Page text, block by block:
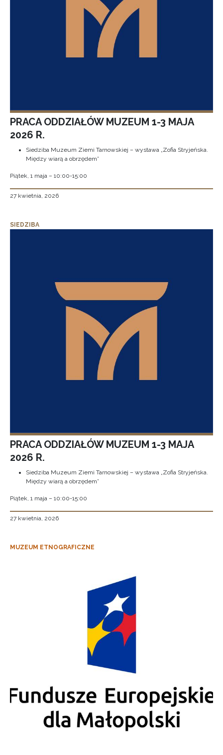
PRACA ODDZIAŁÓW MUZEUM 1-3 MAJA
2026 R.
Siedziba Muzeum Ziemi Tarnowskiej – wystawa „Zofia Stryjeńska.
Między wiarą a obrzędem”
Piątek, 1 maja – 10:00-15:00
27 kwietnia, 2026
SIEDZIBA
PRACA ODDZIAŁÓW MUZEUM 1-3 MAJA
2026 R.
Siedziba Muzeum Ziemi Tarnowskiej – wystawa „Zofia Stryjeńska.
Między wiarą a obrzędem”
Piątek, 1 maja – 10:00-15:00
27 kwietnia, 2026
MUZEUM ETNOGRAFICZNE